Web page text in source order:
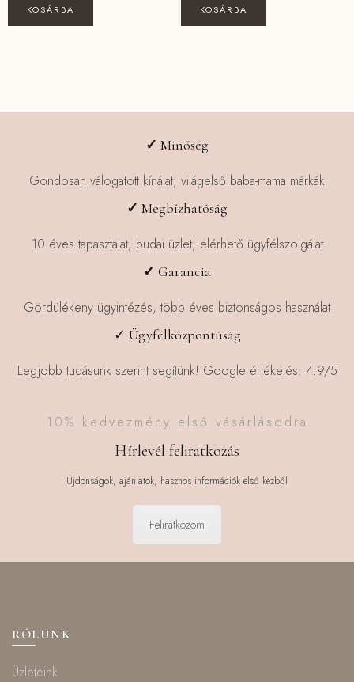
KOSÁRBA KOSÁRBA
✓ Minőség
Gondosan válogatott kínálat, világelső baba-mama márkák
✓ Megbízhatóság
10 éves tapasztalat, budai üzlet, elérhető ügyfélszolgálat
✓ Garancia
Gördülékeny ügyintézés, több éves biztonságos használat
✓ Ügyfélközpontúság
Legjobb tudásunk szerint segítünk! Google értékelés: 4.9/5
10% kedvezmény első vásárlásodra
Hírlevél feliratkozás
Újdonságok, ajánlatok, hasznos információk első kézből
Feliratkozom
RÓLUNK
Üzleteink